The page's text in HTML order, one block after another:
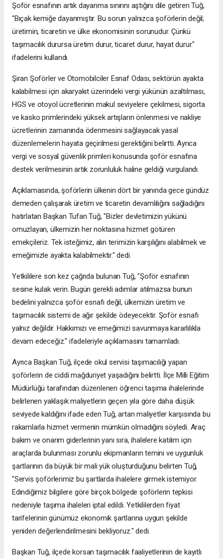
Şoför esnafının artık dayanma sınırını aştığını dile getiren Tuğ,
"Bıçak kemiğe dayanmıştır. Bu sorun yalnızca şoförlerin değil;
üretimin, ticaretin ve ülke ekonomisinin sorunudur. Çünkü
taşımacılık durursa üretim durur, ticaret durur, hayat durur."
ifadelerini kullandı.
Şiran Şoförler ve Otomobilciler Esnaf Odası, sektörün ayakta
kalabilmesi için akaryakıt üzerindeki vergi yükünün azaltılması,
HGS ve otoyol ücretlerinin makul seviyelere çekilmesi, sigorta
ve kasko primlerindeki yüksek artışların önlenmesi ve nakliye
ücretlerinin zamanında ödenmesini sağlayacak yasal
düzenlemelerin hayata geçirilmesi gerektiğini belirtti. Ayrıca
vergi ve sosyal güvenlik primleri konusunda şoför esnafına
destek verilmesinin artık zorunluluk haline geldiği vurgulandı.
Açıklamasında, şoförlerin ülkenin dört bir yanında gece gündüz
demeden çalışarak üretim ve ticaretin devamlılığını sağladığını
hatırlatan Başkan Tufan Tuğ, "Bizler devletimizin yükünü
omuzlayan, ülkemizin her noktasına hizmet götüren
emekçileriz. Tek isteğimiz, alın terimizin karşılığını alabilmek ve
emeğimizle ayakta kalabilmektir." dedi.
Yetkililere son kez çağrıda bulunan Tuğ, "Şoför esnafının
sesine kulak verin. Bugün gerekli adımlar atılmazsa bunun
bedelini yalnızca şoför esnafı değil, ülkemizin üretim ve
taşımacılık sistemi de ağır şekilde ödeyecektir. Şoför esnafı
yalnız değildir. Hakkımızı ve emeğimizi savunmaya kararlılıkla
devam edeceğiz." ifadeleriyle açıklamasını tamamladı.
Ayrıca Başkan Tuğ, ilçede okul servisi taşımacılığı yapan
şoförlerin de ciddi mağduriyet yaşadığını belirtti. İlçe Milli Eğitim
Müdürlüğü tarafından düzenlenen öğrenci taşıma ihalelerinde
belirlenen yaklaşık maliyetlerin geçen yıla göre daha düşük
seviyede kaldığını ifade eden Tuğ, artan maliyetler karşısında bu
rakamlarla hizmet vermenin mümkün olmadığını söyledi. Araç
bakım ve onarım giderlerinin yanı sıra, ihalelere katılım için
araçlarda bulunması zorunlu ekipmanların temini ve uygunluk
şartlarının da büyük bir mali yük oluşturduğunu belirten Tuğ,
"Servis şoförlerimiz bu şartlarda ihalelere girmek istemiyor.
Edindiğimiz bilgilere göre birçok bölgede şoförlerin tepkisi
nedeniyle taşıma ihaleleri iptal edildi. Yetkililerden fiyat
tarifelerinin günümüz ekonomik şartlarına uygun şekilde
yeniden değerlendirilmesini bekliyoruz." dedi.
Başkan Tuğ, ilçede korsan taşımacılık faaliyetlerinin de kayıtlı